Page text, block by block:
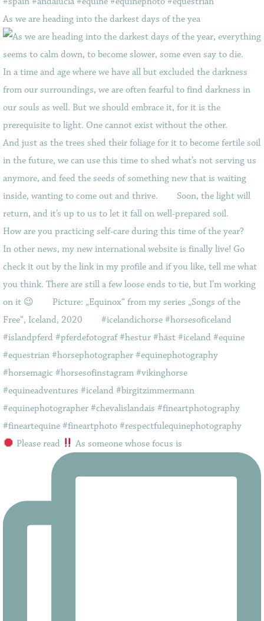
As we are heading into the darkest days of the yea
Please read As someone whose focus is